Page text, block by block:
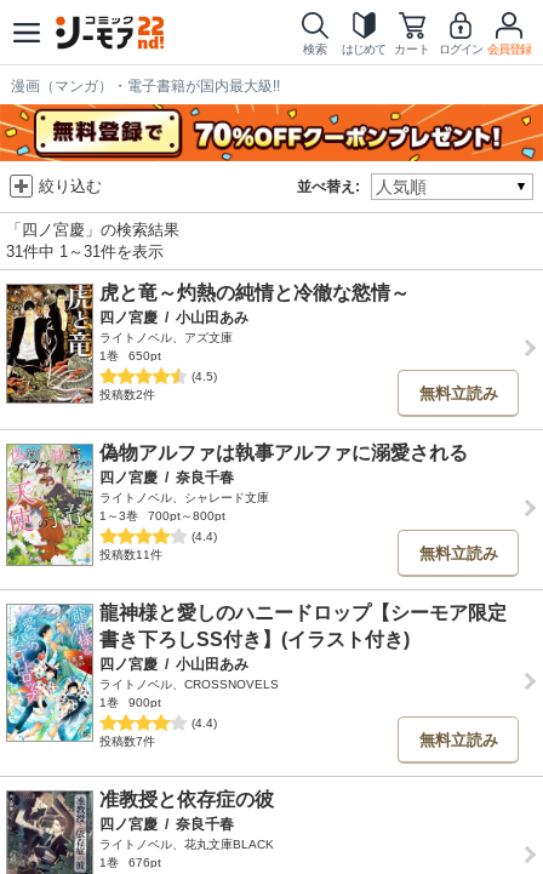
検索 はじめて カート ログイン 会員登録
漫画（マンガ）・電子書籍が国内最大級!!
並べ替え:
絞り込む
「四ノ宮慶」の検索結果
31件中 1～31件を表示
虎と竜～灼熱の純情と冷徹な慾情～
四ノ宮慶 / 小山田あみ
ライトノベル、アズ文庫
1巻
650pt
(4.5)
投稿数2件
無料立読み
偽物アルファは執事アルファに溺愛される
四ノ宮慶 / 奈良千春
ライトノベル、シャレード文庫
1～3巻
700pt～800pt
(4.4)
投稿数11件
無料立読み
龍神様と愛しのハニードロップ【シーモア限定
書き下ろしSS付き】(イラスト付き)
四ノ宮慶 / 小山田あみ
ライトノベル、CROSSNOVELS
1巻
900pt
(4.4)
投稿数7件
無料立読み
准教授と依存症の彼
四ノ宮慶 / 奈良千春
ライトノベル、花丸文庫BLACK
1巻
676pt